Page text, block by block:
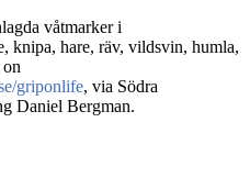
våtmarker i
knipa, hare, räv, vildsvin, humla,
griponlife, via Södra
Daniel Bergman.